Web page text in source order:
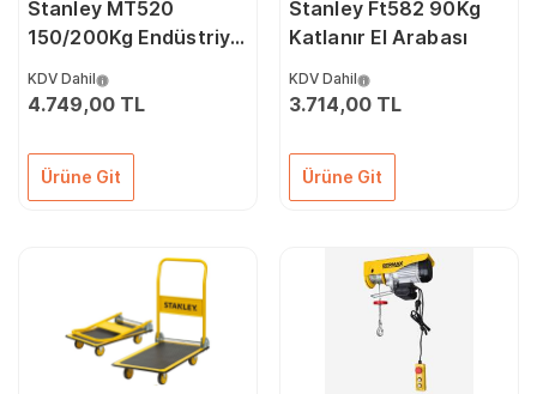
Stanley MT520
150/200Kg Endüstriyel
Arabası
KDV Dahil
4.749,00 TL
Ürüne Git
Stanley Ft582 90Kg
Katlanır El Arabası
KDV Dahil
3.714,00 TL
Ürüne Git